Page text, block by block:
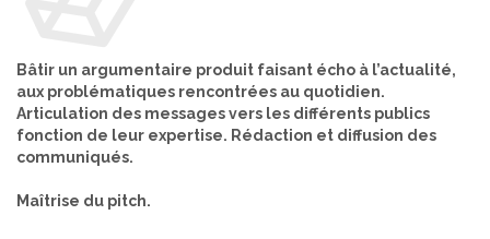
Bâtir un argumentaire produit faisant écho à l’actualité,
aux problématiques rencontrées au quotidien.
Articulation des messages vers les différents publics
fonction de leur expertise. Rédaction et diffusion des
communiqués.
Maîtrise du pitch.